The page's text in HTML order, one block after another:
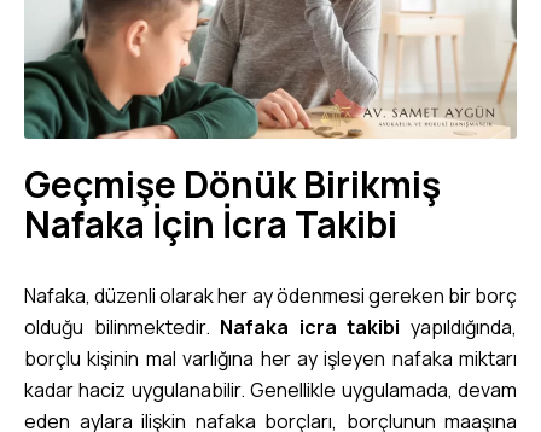
Geçmişe Dönük Birikmiş
Nafaka İçin İcra Takibi
Nafaka, düzenli olarak her ay ödenmesi gereken bir borç
olduğu bilinmektedir. Nafaka icra takibi yapıldığında,
borçlu kişinin mal varlığına her ay işleyen nafaka miktarı
kadar haciz uygulanabilir. Genellikle uygulamada, devam
eden aylara ilişkin nafaka borçları, borçlunun maaşına